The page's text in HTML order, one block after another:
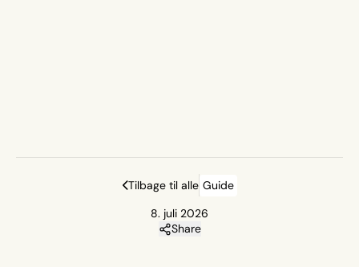
Tilbage til alle Guide
8. juli 2026
Share